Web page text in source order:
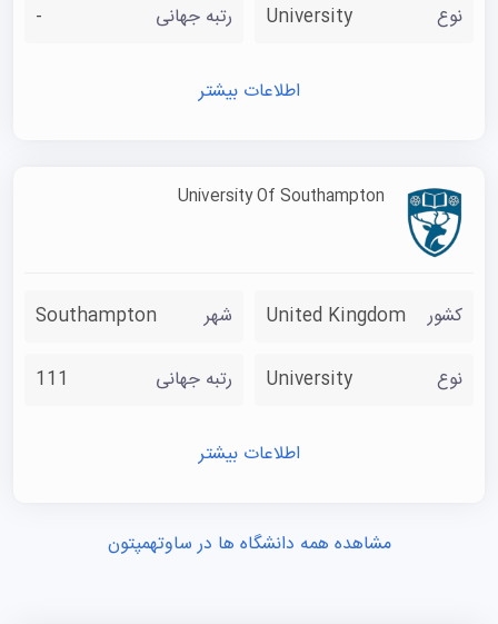
نوع University رتبه جهانی -
اطلاعات بیشتر
University Of Southampton
کشور United Kingdom شهر Southampton
نوع University رتبه جهانی 111
اطلاعات بیشتر
مشاهده همه دانشگاه ها در ساوتهمپتون